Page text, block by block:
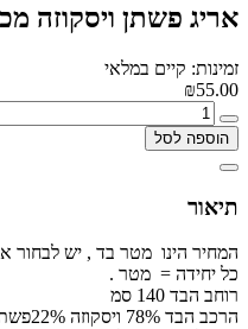
אריג פשתן ויסקוזה
זמינות: קיים במלאי
₪55.00
הוספה לסל
תיאור
המחיר הינו מטר בד , יש
כל יחידה = מטר .
רוחב הבד 140 סמ
הרכב הבד 78% ויסקוזה 22%פשתן